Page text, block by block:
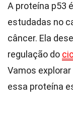
A proteína p53
estudadas no
câncer. Ela
regulação do
Vamos
essa proteína